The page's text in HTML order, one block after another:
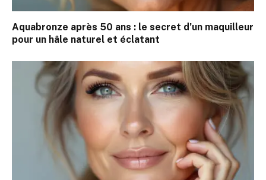
Aquabronze après 50 ans : le secret d’un maquilleur
pour un hâle naturel et éclatant